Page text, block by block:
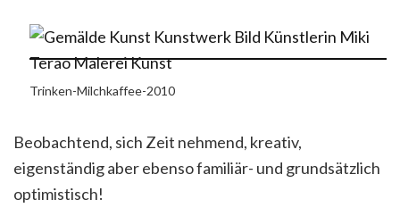
Trinken-Milchkaffee-2010
Beobachtend, sich Zeit nehmend, kreativ,
eigenständig aber ebenso familiär- und grundsätzlich
optimistisch!